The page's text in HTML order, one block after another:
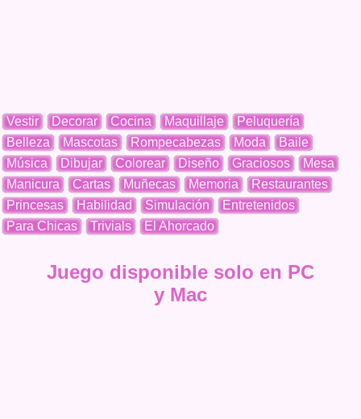
Vestir Decorar Cocina Maquillaje
Peluquería
Belleza
Mascotas Rompecabezas Moda
Baile
Música
Dibujar Colorear Diseño Graciosos
Mesa
Manicura
Cartas Muñecas Memoria
Restaurantes
Princesas
Habilidad Simulación
Entretenidos
Para Chicas
Trivials El Ahorcado
Juego disponible solo en PC
y Mac